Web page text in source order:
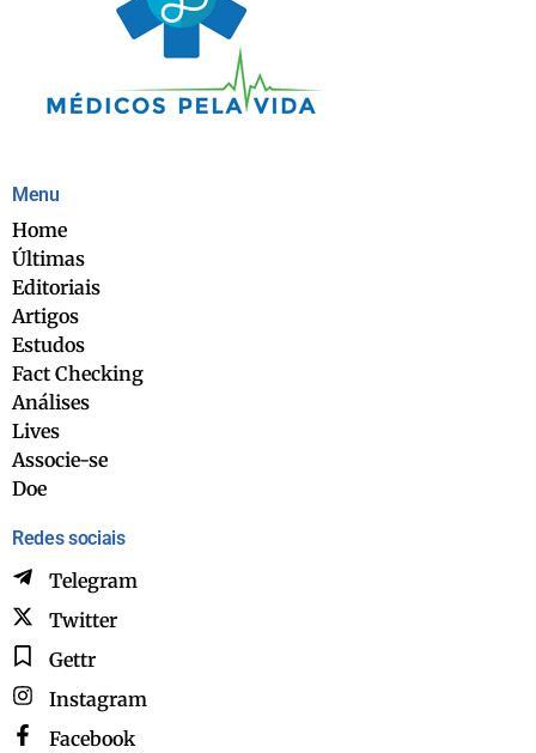
Menu
Home
Últimas
Editoriais
Artigos
Estudos
Fact Checking
Análises
Lives
Associe-se
Doe
Redes sociais
Telegram
Twitter
Gettr
Instagram
Facebook